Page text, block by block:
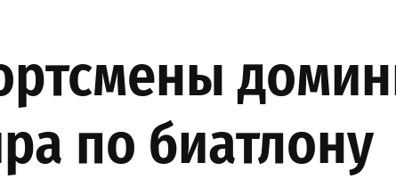
по биатлону